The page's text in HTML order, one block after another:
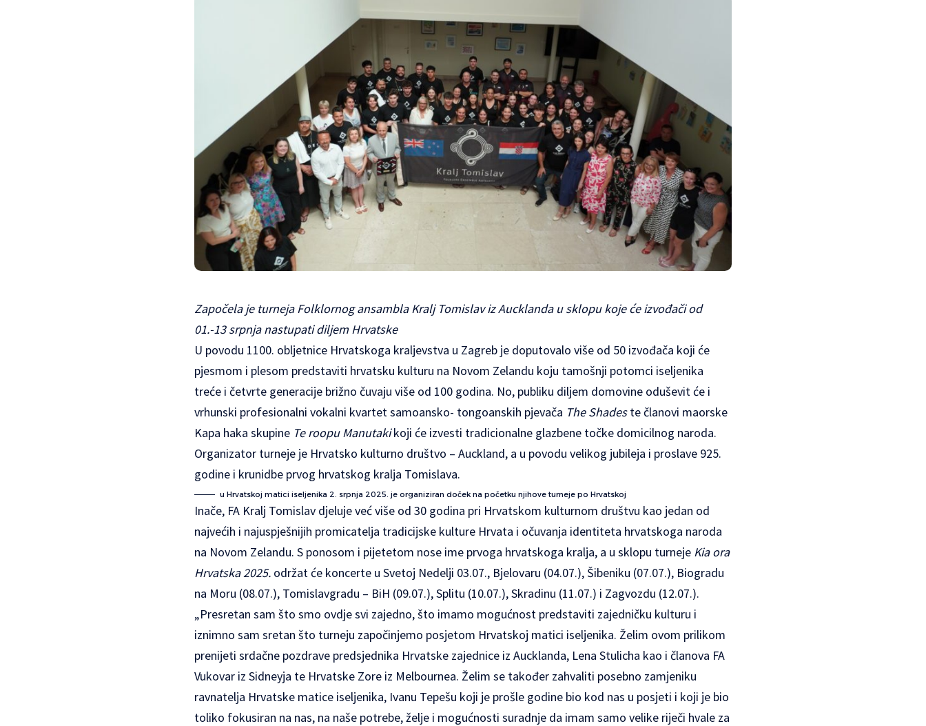
Započela je turneja Folklornog ansambla Kralj Tomislav iz Aucklanda u sklopu koje će izvođači od
01.-13 srpnja nastupati diljem Hrvatske
U povodu 1100. obljetnice Hrvatskoga kraljevstva u Zagreb je doputovalo više od 50 izvođača koji će
pjesmom i plesom predstaviti hrvatsku kulturu na Novom Zelandu koju tamošnji potomci iseljenika
treće i četvrte generacije brižno čuvaju više od 100 godina. No, publiku diljem domovine oduševit će i
vrhunski profesionalni vokalni kvartet samoansko- tongoanskih pjevača The Shadeste članovi maorske
Kapa haka skupine Te roopu Manutakikoji će izvesti tradicionalne glazbene točke domicilnog naroda.
Organizator turneje je Hrvatsko kulturno društvo – Auckland, a u povodu velikog jubileja i proslave 925.
godine i krunidbe prvog hrvatskog kralja Tomislava.
u Hrvatskoj matici iseljenika 2. srpnja 2025. je organiziran doček na početku njihove turneje po Hrvatskoj
Inače, FA Kralj Tomislav djeluje već više od 30 godina pri Hrvatskom kulturnom društvu kao jedan od
najvećih i najuspješnijih promicatelja tradicijske kulture Hrvata i očuvanja identiteta hrvatskoga naroda
na Novom Zelandu. S ponosom i pijetetom nose ime prvoga hrvatskoga kralja, a u sklopu turneje Kia ora
Hrvatska 2025. održat će koncerte u Svetoj Nedelji 03.07., Bjelovaru (04.07.), Šibeniku (07.07.), Biogradu
na Moru (08.07.), Tomislavgradu – BiH (09.07.), Splitu (10.07.), Skradinu (11.07.) i Zagvozdu (12.07.).
„Presretan sam što smo ovdje svi zajedno, što imamo mogućnost predstaviti zajedničku kulturu i
iznimno sam sretan što turneju započinjemo posjetom Hrvatskoj matici iseljenika. Želim ovom prilikom
prenijeti srdačne pozdrave predsjednika Hrvatske zajednice iz Aucklanda, Lena Stulicha kao i članova FA
Vukovar iz Sidneyja te Hrvatske Zore iz Melbournea. Želim se također zahvaliti posebno zamjeniku
ravnatelja Hrvatske matice iseljenika, Ivanu Tepešu koji je prošle godine bio kod nas u posjeti i koji je bio
toliko fokusiran na nas, na naše potrebe, želje i mogućnosti suradnje da imam samo velike riječi hvale za